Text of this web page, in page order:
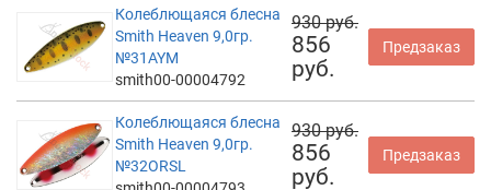
Колеблющаяся блесна
Smith Heaven 9,0гр.
№31AYM
smith00-00004792
930 руб.
856
руб.
Предзаказ
Колеблющаяся блесна
Smith Heaven 9,0гр.
№32ORSL
930 руб.
856
руб.
Предзаказ